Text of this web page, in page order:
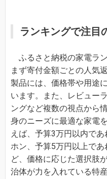
ランキングで注目
ふるさと納税の家電ラ
まず寄付金額ごとの人気
製品には、価格帯や用途
います。また、レビュー
ングなど複数の視点から
身のニーズに最適な家電
えば、予算3万円以内で
ホン、予算5万円以上で
ど、価格に応じた選択肢
治体が力を入れている特